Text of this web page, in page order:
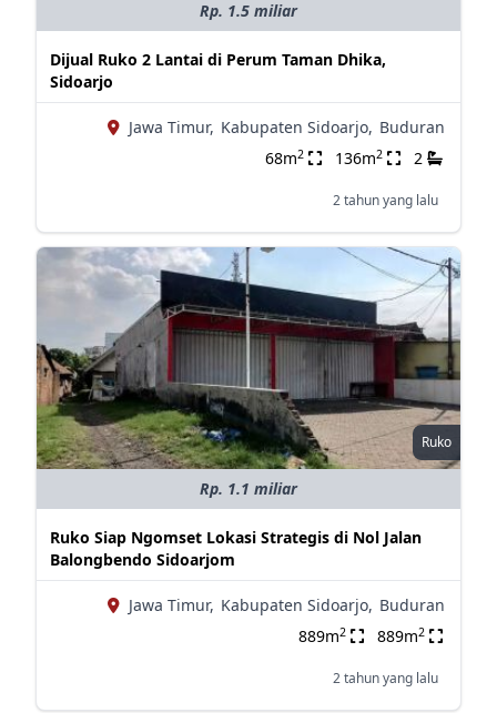
Rp. 1.5 miliar
Dijual Ruko 2 Lantai di Perum Taman Dhika,
Sidoarjo
Jawa Timur, Kabupaten Sidoarjo, Buduran
68m2 136m2 2
2 tahun yang lalu
Ruko
Rp. 1.1 miliar
Ruko Siap Ngomset Lokasi Strategis di Nol Jalan
Balongbendo Sidoarjom
Jawa Timur, Kabupaten Sidoarjo, Buduran
889m2 889m2
2 tahun yang lalu